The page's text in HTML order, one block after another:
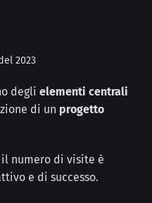
2023
degli elementi centrali
di un progetto
numero di visite è
e di successo.